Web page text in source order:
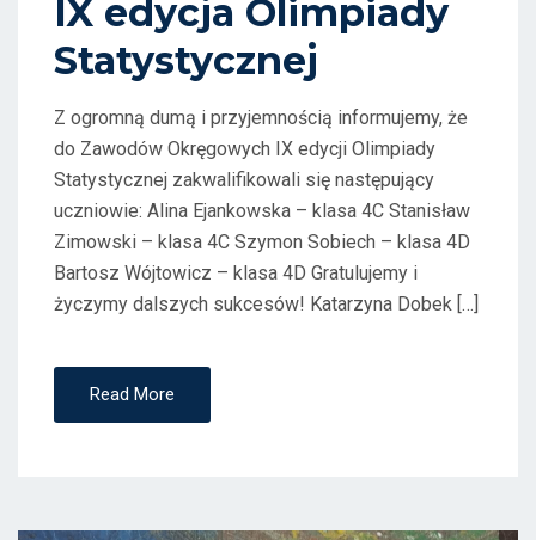
O
N
IX edycja Olimpiady
Statystycznej
Z ogromną dumą i przyjemnością informujemy, że
do Zawodów Okręgowych IX edycji Olimpiady
Statystycznej zakwalifikowali się następujący
uczniowie: Alina Ejankowska – klasa 4C Stanisław
Zimowski – klasa 4C Szymon Sobiech – klasa 4D
Bartosz Wójtowicz – klasa 4D Gratulujemy i
życzymy dalszych sukcesów! Katarzyna Dobek […]
Read More